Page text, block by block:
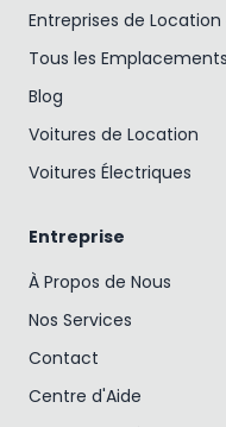
Entreprises de
Tous les Emplacements
Blog
Voitures de Location
Voitures Électriques
Entreprise
À Propos de Nous
Nos Services
Contact
Centre d'Aide